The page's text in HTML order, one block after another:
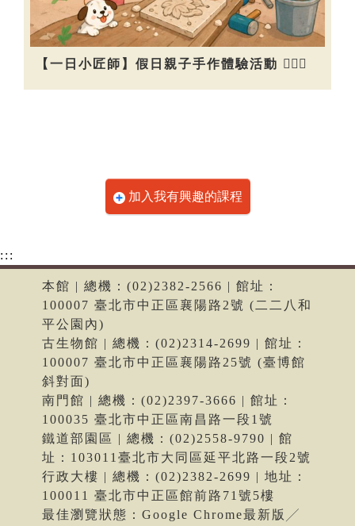
【一日小匠師】假日親子手作體驗活動 👷🏻‍♀️
加入我有興趣的課程
:::
本館 | 總機：(02)2382-2566 | 館址：
100007 臺北市中正區襄陽路2號 (二二八和
平公園內)
古生物館 | 總機：(02)2314-2699 | 館址：
100007 臺北市中正區襄陽路25號 (臺博館
斜對面)
南門館 | 總機：(02)2397-3666 | 館址：
100035 臺北市中正區南昌路一段1號
鐵道部園區 | 總機：(02)2558-9790 | 館
址：103011臺北市大同區延平北路一段2號
行政大樓 | 總機：(02)2382-2699 | 地址：
100011 臺北市中正區館前路71號5樓
最佳瀏覽狀態：Google Chrome最新版╱